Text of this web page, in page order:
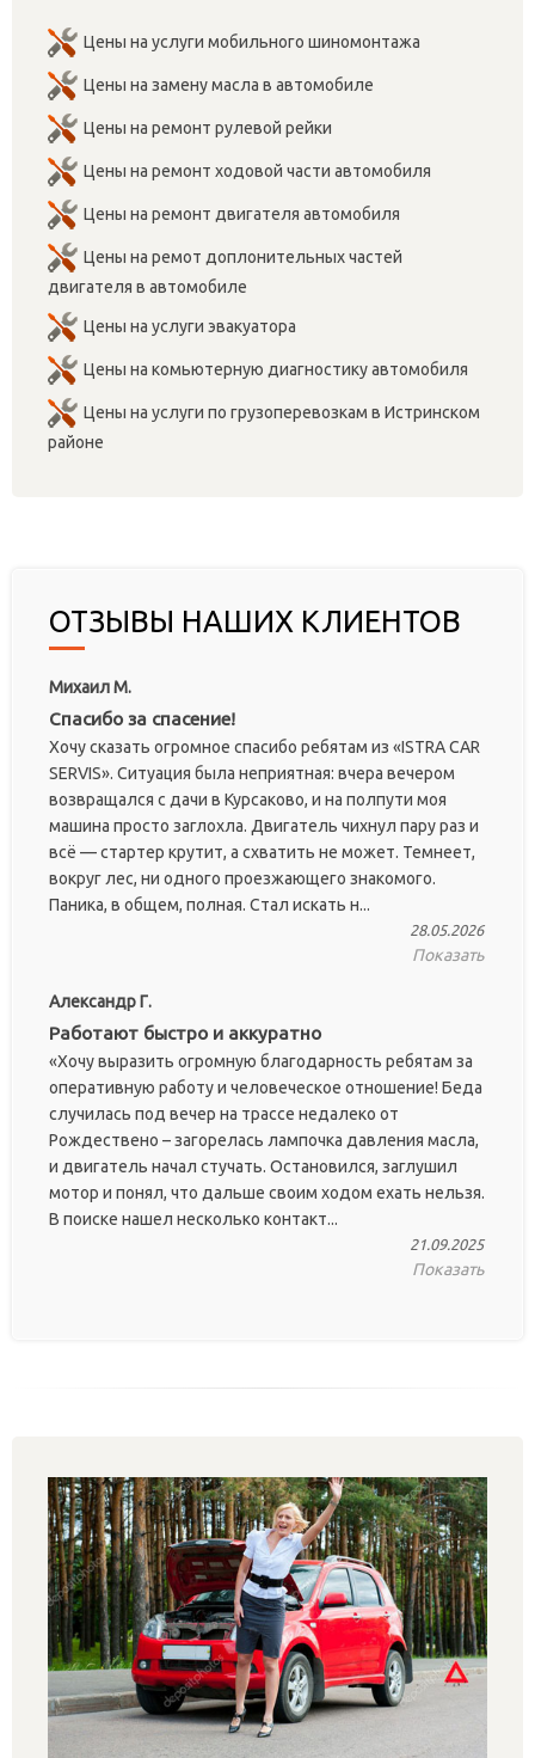
Цены на услуги мобильного шиномонтажа
Цены на замену масла в автомобиле
Цены на ремонт рулевой рейки
Цены на ремонт ходовой части автомобиля
Цены на ремонт двигателя автомобиля
Цены на ремот доплонительных частей
двигателя в автомобиле
Цены на услуги эвакуатора
Цены на комьютерную диагностику автомобиля
Цены на услуги по грузоперевозкам в Истринском
районе
ОТЗЫВЫ НАШИХ КЛИЕНТОВ
Михаил М.
Спасибо за спасение!
Хочу сказать огромное спасибо ребятам из «ISTRA CAR
SERVIS». Ситуация была неприятная: вчера вечером
возвращался с дачи в Курсаково, и на полпути моя
машина просто заглохла. Двигатель чихнул пару раз и
всё — стартер крутит, а схватить не может. Темнеет,
вокруг лес, ни одного проезжающего знакомого.
Паника, в общем, полная. Стал искать н...
28.05.2026
Показать
Александр Г.
Работают быстро и аккуратно
«Хочу выразить огромную благодарность ребятам за
оперативную работу и человеческое отношение! Беда
случилась под вечер на трассе недалеко от
Рождествено – загорелась лампочка давления масла,
и двигатель начал стучать. Остановился, заглушил
мотор и понял, что дальше своим ходом ехать нельзя.
В поиске нашел несколько контакт...
21.09.2025
Показать